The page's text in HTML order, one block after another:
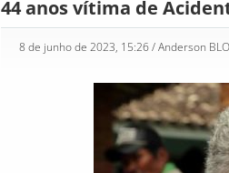
44 anos vítima de
8 de junho de 2023, 15:26/ Anderson